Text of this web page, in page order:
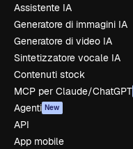
Assistente IA
Generatore di immagini IA
Generatore di video IA
Sintetizzatore vocale IA
Contenuti stock
MCP per Claude/ChatGPT
Agenti New
API
App mobile